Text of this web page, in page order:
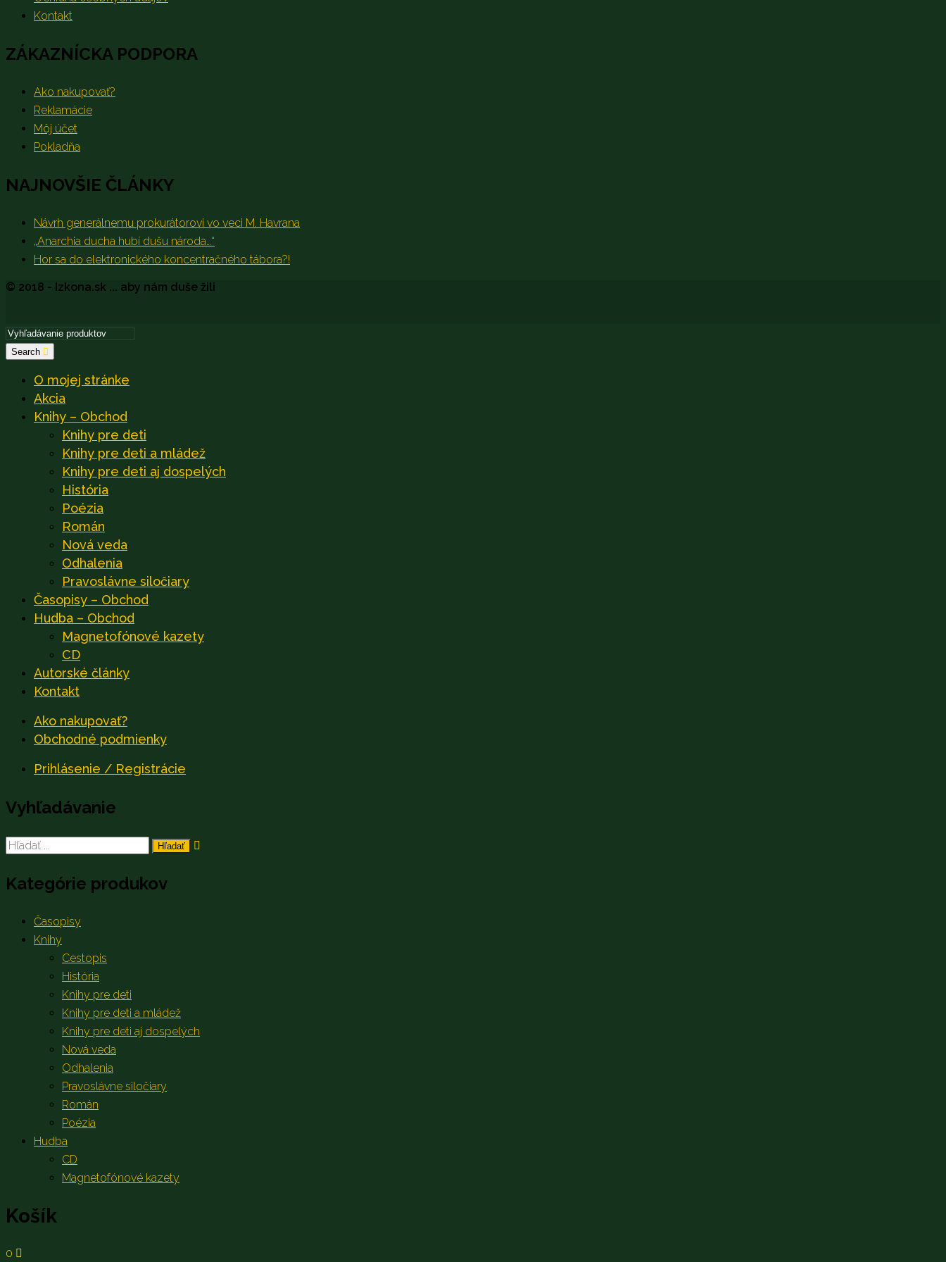
Kontakt
ZÁKAZNÍCKA PODPORA
Ako nakupovať?
Reklamácie
Môj účet
Pokladňa
NAJNOVŠIE ČLÁNKY
Návrh generálnemu prokurátorovi vo veci M. Havrana
„Anarchia ducha hubí dušu národa…“
Hor sa do elektronického koncentračného tábora?!
© 2018 - Izkona.sk ... aby nám duše žili
Search
O mojej stránke
Akcia
Knihy – Obchod
Knihy pre deti
Knihy pre deti a mládež
Knihy pre deti aj dospelých
História
Poézia
Román
Nová veda
Odhalenia
Pravoslávne siločiary
Časopisy – Obchod
Hudba – Obchod
Magnetofónové kazety
CD
Autorské články
Kontakt
Ako nakupovať?
Obchodné podmienky
Prihlásenie / Registrácie
Vyhľadávanie
Search
Kategórie produkov
Časopisy
Knihy
Cestopis
História
Knihy pre deti
Knihy pre deti a mládež
Knihy pre deti aj dospelých
Nová veda
Odhalenia
Pravoslávne siločiary
Román
Poézia
Hudba
CD
Magnetofónové kazety
Košík
0